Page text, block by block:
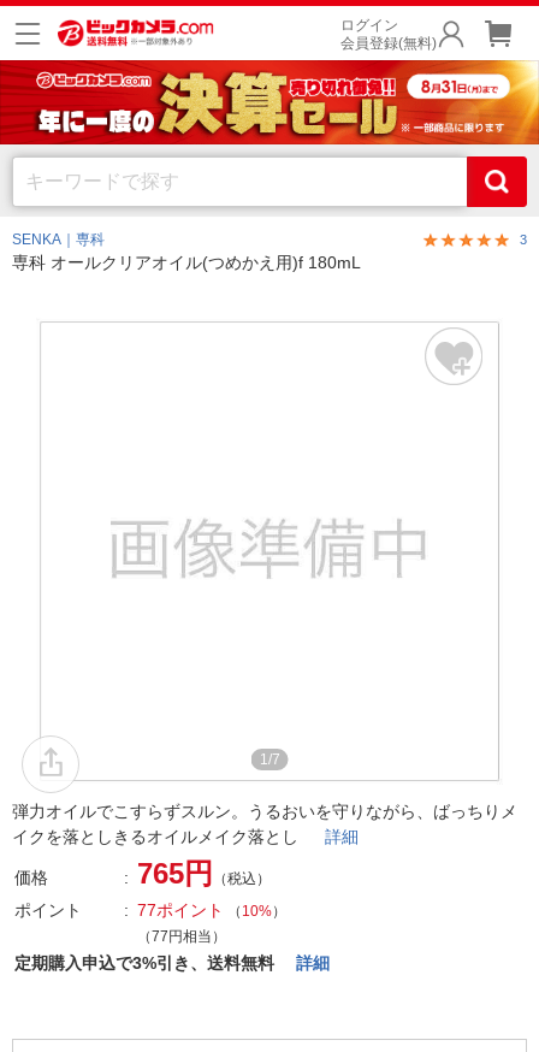
ログイン
会員登録(無料)
SENKA｜専科 3
専科 オールクリアオイル(つめかえ用)f 180mL
1/7
弾力オイルでこすらずスルン。うるおいを守りながら、ばっちりメ
イクを落としきるオイルメイク落とし 詳細
価格 765円 （税込）
ポイント 77ポイント （ 10%）
（77円相当）
定期購入申込で3%引き、送料無料 詳細